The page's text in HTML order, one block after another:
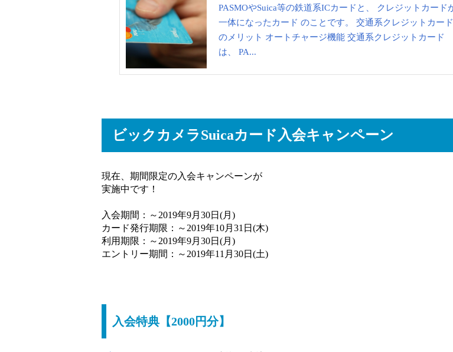
PASMOやSuica等の鉄道系ICカードと、 クレジットカード
一体になったカード のことです。 交通系クレジットカード
のメリット オートチャージ機能 交通系クレジットカード
は、 PA...
ビックカメラSuicaカード入会キャンペーン
現在、期間限定の入会キャンペーンが
実施中です！
入会期間：～2019年9月30日(月)
カード発行期限：～2019年10月31日(木)
利用期限：～2019年9月30日(月)
エントリー期間：～2019年11月30日(土)
入会特典【2000円分】